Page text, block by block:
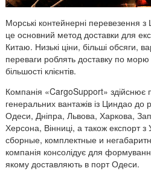
Морські контейнерні перевезення
це основний метод доставки для
Китаю. Низькі ціни, більші обсяги,
переваги роблять доставку по
більшості клієнтів.
Компанія «CargoSupport» здійснює
генеральних вантажів із Циндао до
Одеси, Дніпра, Львова, Харкова,
Херсона, Вінниці, а також експорт
сборные, комплектные и
компанія консолідує для
якому доставляють в порт Одеси.